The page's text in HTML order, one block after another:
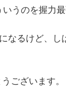
うのを握力
なるけど、し
ございます。